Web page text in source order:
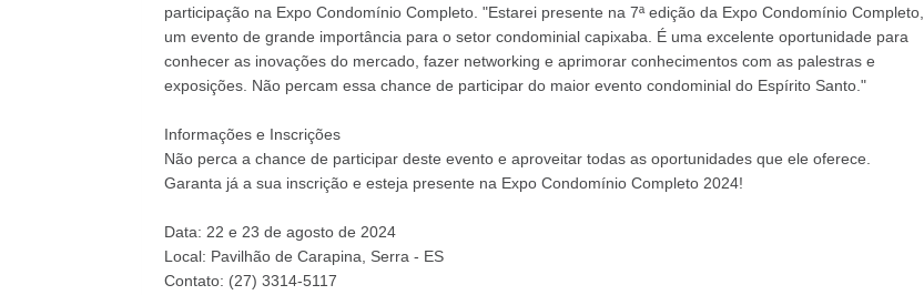
participação na Expo Condomínio Completo. "Estarei presente na 7ª edição da Expo Condomínio Completo,
um evento de grande importância para o setor condominial capixaba. É uma excelente oportunidade para
conhecer as inovações do mercado, fazer networking e aprimorar conhecimentos com as palestras e
exposições. Não percam essa chance de participar do maior evento condominial do Espírito Santo."
Informações e Inscrições
Não perca a chance de participar deste evento e aproveitar todas as oportunidades que ele oferece.
Garanta já a sua inscrição e esteja presente na Expo Condomínio Completo 2024!
Data: 22 e 23 de agosto de 2024
Local: Pavilhão de Carapina, Serra - ES
Contato: (27) 3314-5117